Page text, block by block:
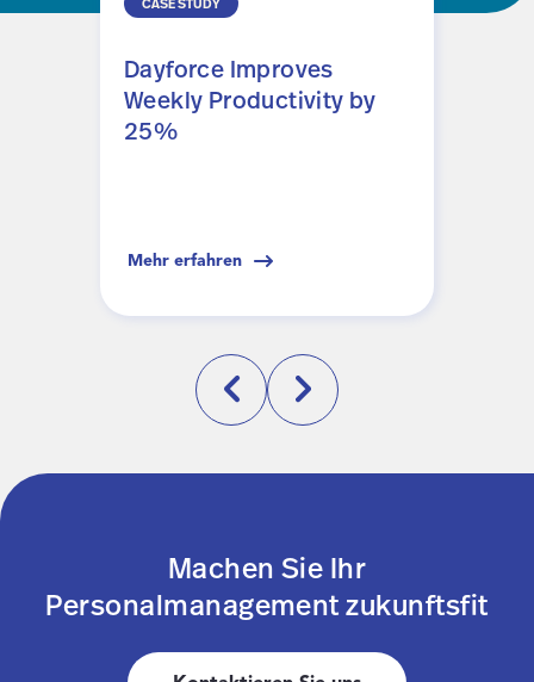
CASE STUDY
Dayforce Improves
Weekly Productivity by
25%
Mehr erfahren
Machen Sie Ihr
Personalmanagement zukunftsfit